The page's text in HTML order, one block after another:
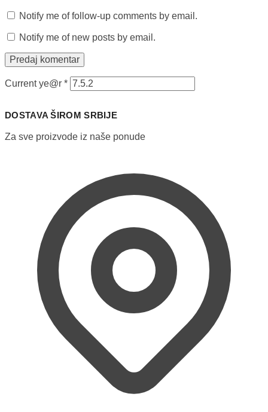
Notify me of follow-up comments by email.
Notify me of new posts by email.
Current ye@r *
DOSTAVA ŠIROM SRBIJE
Za sve proizvode iz naše ponude